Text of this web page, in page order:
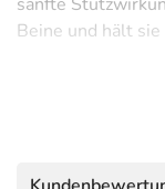
Beine und hält
– für ein
langlebig und